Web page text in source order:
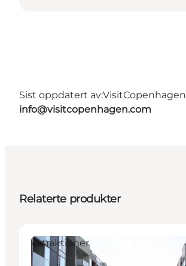
Sist oppdatert av:VisitCopenhagen
info@visitcopenhagen.com
Relaterte produkter
Attraktioner